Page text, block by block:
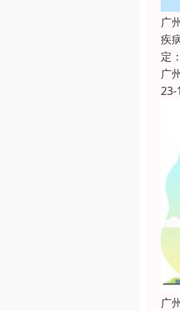
广
疾
定
广
23-
广